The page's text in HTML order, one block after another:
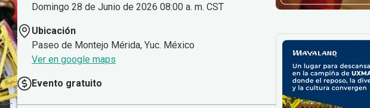
Domingo 28 de Junio de 2026 08:00 a. m. CST
Ubicación
Paseo de Montejo Mérida, Yuc. México
Ver en google maps
Evento gratuito